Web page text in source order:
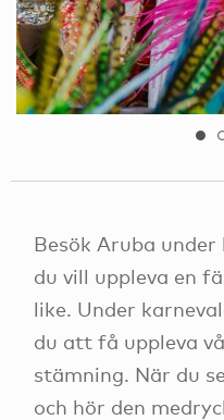
Besök Aruba under
du vill uppleva en
like. Under
du att få uppleva
stämning. När du
och hör den